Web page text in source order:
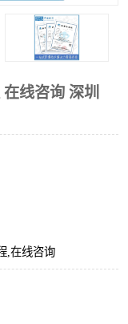
线咨询 深圳
,在线咨询